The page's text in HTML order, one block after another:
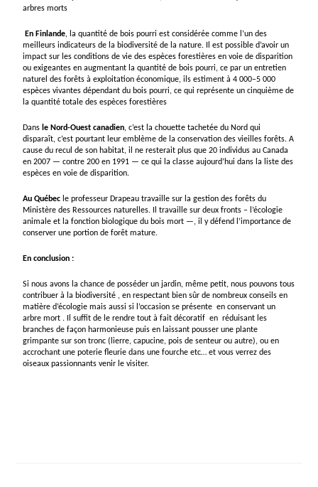
arbres morts
En Finlande, la quantité de bois pourri est considérée comme l’un des
meilleurs indicateurs de la biodiversité de la nature. Il est possible d’avoir un
impact sur les conditions de vie des espèces forestières en voie de disparition
ou exigeantes en augmentant la quantité de bois pourri, ce par un entretien
naturel des forêts à exploitation économique, ils estiment à 4 000–5 000
espèces vivantes dépendant du bois pourri, ce qui représente un cinquième de
la quantité totale des espèces forestières
Dans le Nord-Ouest canadien, c’est la chouette tachetée du Nord qui
disparaît, c’est pourtant leur emblème de la conservation des vieilles forêts. A
cause du recul de son habitat, il ne resterait plus que 20 individus au Canada
en 2007 — contre 200 en 1991 — ce qui la classe aujourd’hui dans la liste des
espèces en voie de disparition.
Au Québec le professeur Drapeau travaille sur la gestion des forêts du
Ministère des Ressources naturelles. Il travaille sur deux fronts – l’écologie
animale et la fonction biologique du bois mort —, il y défend l’importance de
conserver une portion de forêt mature.
En conclusion :
Si nous avons la chance de posséder un jardin, même petit, nous pouvons tous
contribuer à la biodiversité , en respectant bien sûr de nombreux conseils en
matière d’écologie mais aussi si l’occasion se présente en conservant un
arbre mort . Il suffit de le rendre tout à fait décoratif en réduisant les
branches de façon harmonieuse puis en laissant pousser une plante
grimpante sur son tronc (lierre, capucine, pois de senteur ou autre), ou en
accrochant une poterie fleurie dans une fourche etc… et vous verrez des
oiseaux passionnants venir le visiter.